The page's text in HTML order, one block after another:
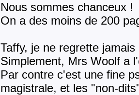
Nous sommes chanceux !
On a des moins de 200
Taffy, je ne regrette jamais
Simplement, Mrs Woolf a
Par contre c'est une fine
magistrale, et les "non-